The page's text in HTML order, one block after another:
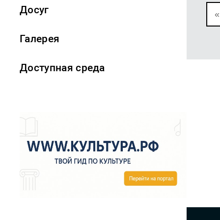
Досуг
Галерея
Доступная среда
«